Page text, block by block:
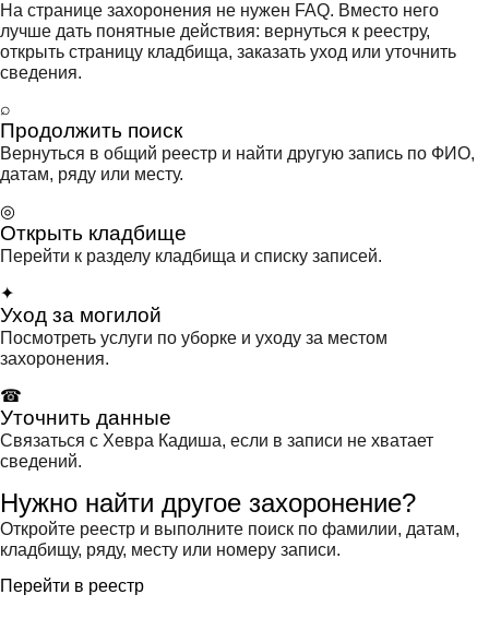
На странице захоронения не нужен FAQ. Вместо него
лучше дать понятные действия: вернуться к реестру,
открыть страницу кладбища, заказать уход или уточнить
сведения.
⌕
Продолжить поиск
Вернуться в общий реестр и найти другую запись по ФИО,
датам, ряду или месту.
◎
Открыть кладбище
Перейти к разделу кладбища и списку записей.
✦
Уход за могилой
Посмотреть услуги по уборке и уходу за местом
захоронения.
☎
Уточнить данные
Связаться с Хевра Кадиша, если в записи не хватает
сведений.
Нужно найти другое захоронение?
Откройте реестр и выполните поиск по фамилии, датам,
кладбищу, ряду, месту или номеру записи.
Перейти в реестр